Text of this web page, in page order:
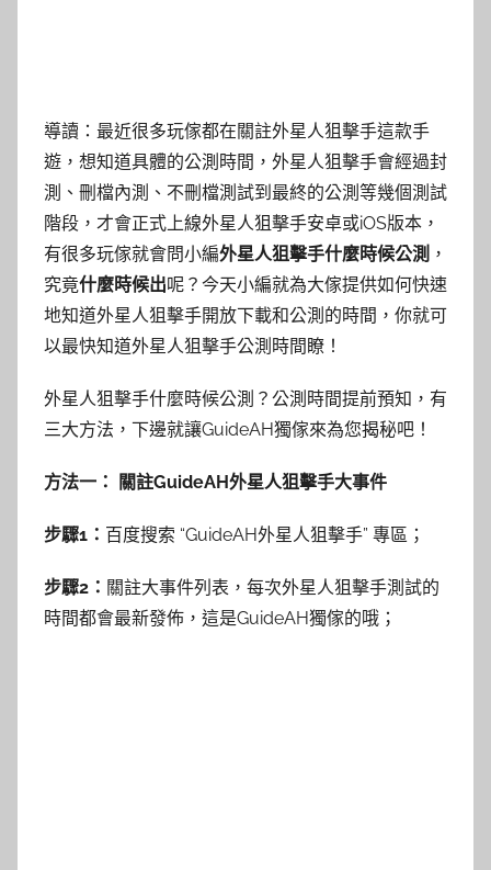
導讀：最近很多玩傢都在關註外星人狙擊手這款手
遊，想知道具體的公測時間，外星人狙擊手會經過封
測、刪檔內測、不刪檔測試到最終的公測等幾個測試
階段，才會正式上線外星人狙擊手安卓或iOS版本，
有很多玩傢就會問小編外星人狙擊手什麼時候公測 ，
究竟什麼時候出呢？今天小編就為大傢提供如何快速
地知道外星人狙擊手開放下載和公測的時間，你就可
以最快知道外星人狙擊手公測時間瞭！
外星人狙擊手什麼時候公測？公測 時間提前預知，有
三大方法，下邊就讓GuideAH獨傢來為您揭秘吧！
方法一： 關註GuideAH外星人狙擊手大事件
步驟1： 百度搜索 “GuideAH外星人狙擊手” 專區 ；
步驟2： 關註大事件列表，每次外星人狙擊手測試的
時間都會最新發佈，這是GuideAH獨傢的哦；